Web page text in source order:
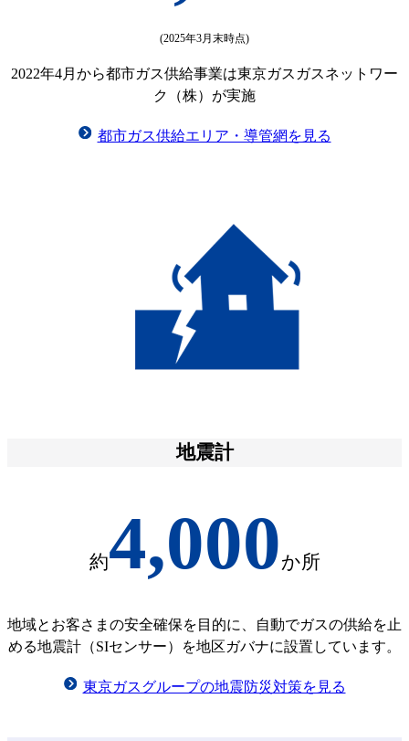
(2025年3月末時点)
2022年4月から都市ガス供給事業は東京ガスガスネットワー
ク（株）が実施
都市ガス供給エリア・導管網を見る
地震計
約4,000か所
地域とお客さまの安全確保を目的に、自動でガスの供給を止
める地震計（SIセンサー）を地区ガバナに設置しています。
東京ガスグループの地震防災対策を見る